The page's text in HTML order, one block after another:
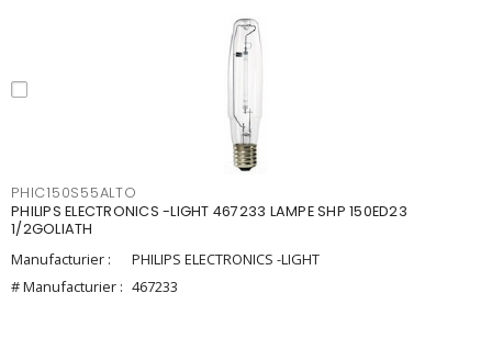
PHIC150S55ALTO
PHILIPS ELECTRONICS -LIGHT 467233 LAMPE SHP 150ED23
1/2GOLIATH
Manufacturier :
PHILIPS ELECTRONICS -LIGHT
# Manufacturier : 467233